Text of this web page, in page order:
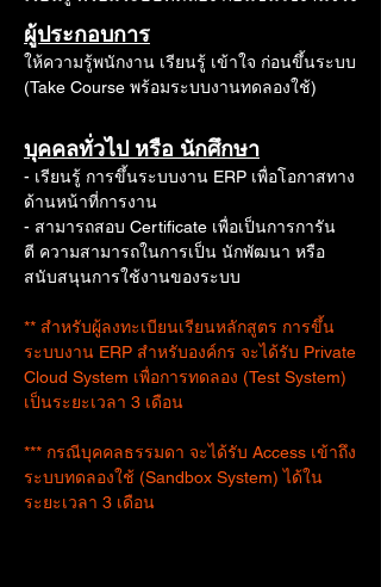
ผู้ประกอบการ
ให้ความรู้พนักงาน เรียนรู้ เข้าใจ ก่อนขึ้นระบบ
(Take Course พร้อมระบบงานทดลองใช้)
บุคคลทั่วไป หรือ นักศึกษา
- เรียนรู้ การขึ้นระบบงาน ERP เพื่อโอกาสทาง
ด้านหน้าที่การงาน
- สามารถสอบ Certificate เพื่อเป็นการการัน
ตี ความสามารถในการเป็น นักพัฒนา หรือ
สนับสนุนการใช้งานของระบบ
** สำหรับผู้ลงทะเบียนเรียนหลักสูตร การขึ้น
ระบบงาน ERP สำหรับองค์กร จะได้รับ Private
Cloud System เพื่อการทดลอง (Test System)
เป็นระยะเวลา 3 เดือน
*** กรณีบุคคลธรรมดา จะได้รับ Access เข้าถึง
ระบบทดลองใช้ (Sandbox System) ได้ใน
ระยะเวลา 3 เดือน